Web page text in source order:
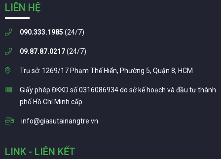
LIÊN HỆ
090.333.1985 (24/7)
09.87.87.0217(24/7)
Trụ sở: 1269/17 Phạm Thế Hiển, Phường 5, Quận 8, HCM
Giấy phép ĐKKD số 0316086934 do sở kế hoạch và đầu tư thành
phố Hồ Chí Minh cấp
info@giasutainangtre.vn
LINK - LIÊN KẾT